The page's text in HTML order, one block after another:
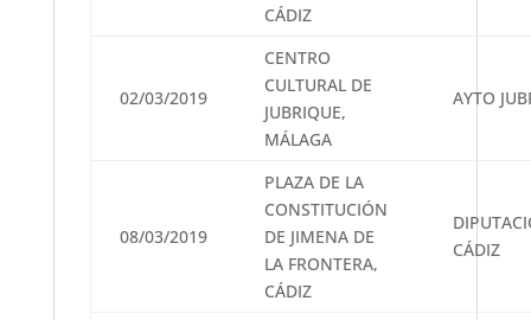
CÁDIZ
02/03/2019
CENTRO
CULTURAL DE
JUBRIQUE,
MÁLAGA
AYTO
08/03/2019
PLAZA DE LA
CONSTITUCIÓN
DE JIMENA DE
LA FRONTERA,
CÁDIZ
CÁDIZ